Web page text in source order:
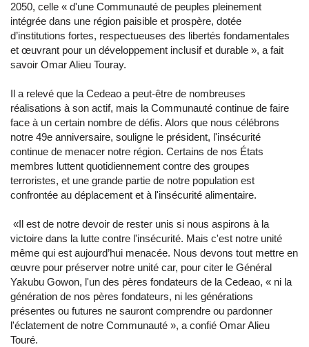
2050, celle « d'une Communauté de peuples pleinement
intégrée dans une région paisible et prospère, dotée
d’institutions fortes, respectueuses des libertés fondamentales
et œuvrant pour un développement inclusif et durable », a fait
savoir Omar Alieu Touray.
Il a relevé que la Cedeao a peut-être de nombreuses
réalisations à son actif, mais la Communauté continue de faire
face à un certain nombre de défis. Alors que nous célébrons
notre 49e anniversaire, souligne le président, l'insécurité
continue de menacer notre région. Certains de nos États
membres luttent quotidiennement contre des groupes
terroristes, et une grande partie de notre population est
confrontée au déplacement et à l'insécurité alimentaire.
«Il est de notre devoir de rester unis si nous aspirons à la
victoire dans la lutte contre l'insécurité. Mais c'est notre unité
même qui est aujourd’hui menacée. Nous devons tout mettre en
œuvre pour préserver notre unité car, pour citer le Général
Yakubu Gowon, l'un des pères fondateurs de la Cedeao, « ni la
génération de nos pères fondateurs, ni les générations
présentes ou futures ne sauront comprendre ou pardonner
l'éclatement de notre Communauté », a confié Omar Alieu
Touré.